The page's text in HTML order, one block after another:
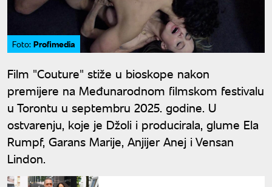
Foto: Profimedia
Film "Couture" stiže u bioskope nakon
premijere na Međunarodnom filmskom festivalu
u Torontu u septembru 2025. godine. U
ostvarenju, koje je Džoli i producirala, glume Ela
Rumpf, Garans Marije, Anjijer Anej i Vensan
Lindon.